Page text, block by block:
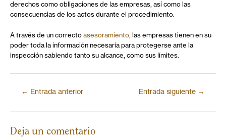
derechos como obligaciones de las empresas, así como las
consecuencias de los actos durante el procedimiento.
A través de un correcto asesoramiento , las empresas tienen en su
poder toda la información necesaria para protegerse ante la
inspección sabiendo tanto su alcance, como sus límites.
← Entrada anterior Entrada siguiente →
Deja un comentario